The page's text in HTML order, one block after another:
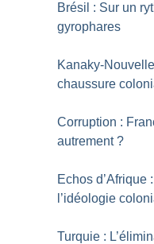
Brésil : Sur un
gyrophares
Kanaky-
chaussure
Corruption :
autrement ?
Echos d’Afrique
l’idéologie
Turquie :